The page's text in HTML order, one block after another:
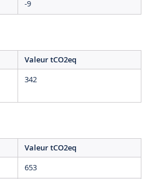
-9
Valeur tCO2eq
342
Valeur tCO2eq
653